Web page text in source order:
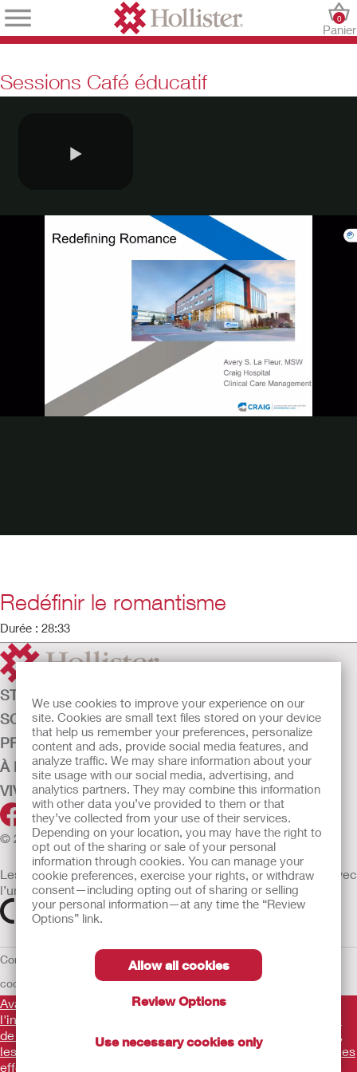
We use cookies to improve your experience on our
site. Cookies are small text files stored on your device
that help us remember your preferences, personalize
content and ads, provide social media features, and
analyze traffic. We may share information about your
site usage with our social media, advertising, and
analytics partners. They may combine this information
with other data you’ve provided to them or that
they’ve collected from your use of their services.
Depending on your location, you may have the right to
opt out of the sharing or sale of your personal
information through cookies. You can manage your
cookie preferences, exercise your rights, or withdraw
consent—including opting out of sharing or selling
your personal information—at any time the “Review
Options” link.
Allow all cookies
Review Options
Use necessary cookies only
Panier
0
Sessions Café éducatif
Redéfinir le romantisme
Durée : 28:33
STOMATHÉRAPIE
SOINS DE LA CONTINENCE
PRODUITS
À PROPOS DE HOLLISTER
VIVRE+
© 2026 Hollister Incorporated
Les dispositifs médicaux vendus dans l’UE sont marqués avec
l’un des symboles suivants selon le besoin
Conditions d'utilisation Politique de confidentialité
Utilisation des
cookies
UE Avis au DénonciateurConditions générales de vente
Avant d'utiliser les produits mentionnés, veuillez lire
l'intégralité des consignes d'utilisation fournies sur la notice
de chaque produit pour connaître l'indication, la description,
les contre-indications, les avertissements, les précautions, les
effets indésirables et le mode d'emploi du dispositif